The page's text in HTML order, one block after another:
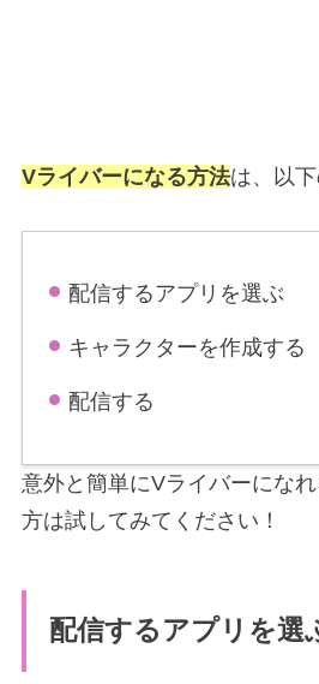
Vライバーになる方法は、以下
配信するアプリを選ぶ
キャラクターを作成する
配信する
意外と簡単にVライバーにな
方は試してみてください！
配信するアプリを選